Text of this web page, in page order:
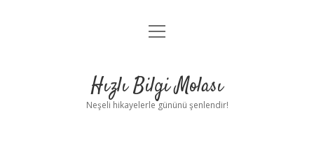
Anasayfa
Yasal Uyarı
menüyü
Hızlı Bilgi Molası
Neşeli hikayelerle gününü şenlendir!